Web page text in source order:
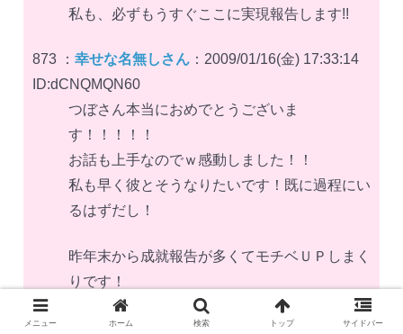
私も、必ずもうすぐここに実現報告します!!
873 ： 幸せな名無しさん ：2009/01/16(金) 17:33:14
ID:dCNQMQN60
つぼさん本当におめでとうございま
す！！！！！
お話も上手なのでｗ感動しました！！
私も早く彼とそうなりたいです！既に過程にい
るはずだし！
昨年末から成就報告が多くてモチベＵＰしまく
りです！
ここにいらっしゃる皆さんが成就への過程中で
メニュー ホーム 検索 トップ サイドバー